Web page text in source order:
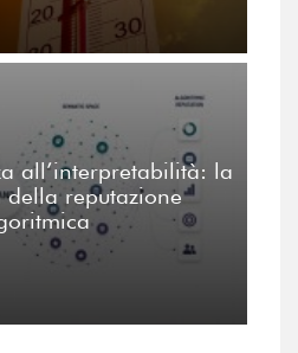
all’interpretabilità: la
della reputazione